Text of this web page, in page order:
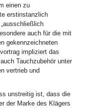
einen zu
erstinstanzlich
auch für die mit
gekennzeichneten
impliziert das
Tauchzubehör unter
vertrieb und
unstreitig ist, dass die
der Marke des Klägers